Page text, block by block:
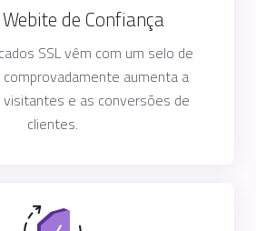
de Confiança
SSL vêm com um selo de
aumenta a
visitantes e as conversões de
clientes.